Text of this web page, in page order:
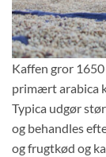
Kaffen gror
primært arabica
Typica udgør
og behandles
og frugtkød og